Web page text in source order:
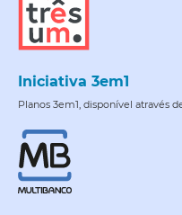
Iniciativa 3em1
Planos 3em1, disponível através